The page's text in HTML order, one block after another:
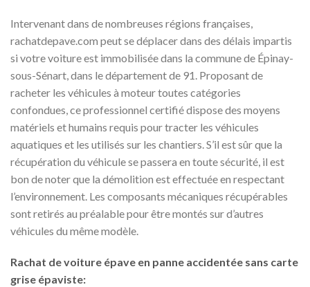
Intervenant dans de nombreuses régions françaises,
rachatdepave.com peut se déplacer dans des délais impartis
si votre voiture est immobilisée dans la commune de Épinay-
sous-Sénart, dans le département de 91. Proposant de
racheter les véhicules à moteur toutes catégories
confondues, ce professionnel certifié dispose des moyens
matériels et humains requis pour tracter les véhicules
aquatiques et les utilisés sur les chantiers. S’il est sûr que la
récupération du véhicule se passera en toute sécurité, il est
bon de noter que la démolition est effectuée en respectant
l’environnement. Les composants mécaniques récupérables
sont retirés au préalable pour être montés sur d’autres
véhicules du même modèle.
Rachat de voiture épave en panne accidentée sans carte
grise épaviste: